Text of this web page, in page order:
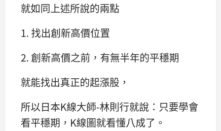
就如同上述所說的兩點
1. 找出創新高價位置
2. 創新高價之前，有無半年的平穩期
就能找出真正的起漲股，
所以日本K線大師-林則行就說：只要學會
看平穩期，K線圖就看懂八成了。